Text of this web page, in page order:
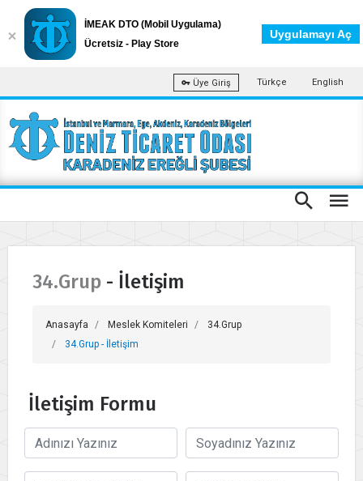
Üye Giriş Türkçe English
34.Grup - İletişim
Anasayfa Meslek Komiteleri
34.Grup
34.Grup - İletişim
İletişim Formu
İMEAK DTO (Mobil Uygulama)
Ücretsiz - Play Store
Uygulamayı Aç